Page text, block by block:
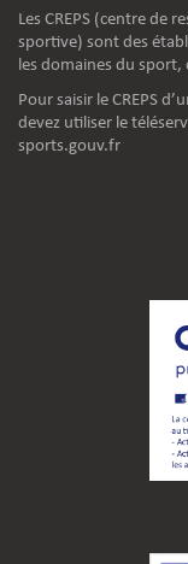
Les CREPS (centre de
sportive) sont des
les domaines du sport,
Pour saisir le CREPS
devez utiliser le
sports.gouv.fr